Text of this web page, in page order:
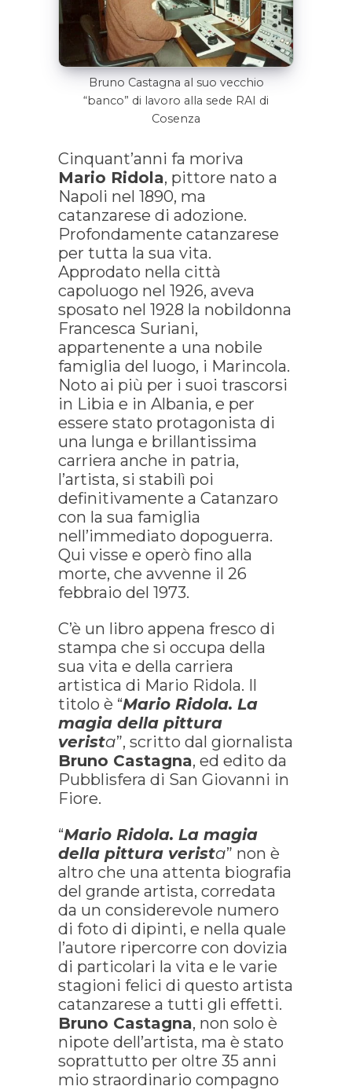
Bruno Castagna al suo vecchio
“banco” di lavoro alla sede RAI di
Cosenza
Cinquant’anni fa moriva
Mario Ridola, pittore nato a
Napoli nel 1890, ma
catanzarese di adozione.
Profondamente catanzarese
per tutta la sua vita.
Approdato nella città
capoluogo nel 1926, aveva
sposato nel 1928 la nobildonna
Francesca Suriani,
appartenente a una nobile
famiglia del luogo, i Marincola.
Noto ai più per i suoi trascorsi
in Libia e in Albania, e per
essere stato protagonista di
una lunga e brillantissima
carriera anche in patria,
l’artista, si stabilì poi
definitivamente a Catanzaro
con la sua famiglia
nell’immediato dopoguerra.
Qui visse e operò fino alla
morte, che avvenne il 26
febbraio del 1973.
C’è un libro appena fresco di
stampa che si occupa della
sua vita e della carriera
artistica di Mario Ridola. Il
titolo è “Mario Ridola. La
magia della pittura
verista”, scritto dal giornalista
Bruno Castagna, ed edito da
Pubblisfera di San Giovanni in
Fiore.
“Mario Ridola. La magia
della pittura verista” non è
altro che una attenta biografia
del grande artista, corredata
da un considerevole numero
di foto di dipinti, e nella quale
l’autore ripercorre con dovizia
di particolari la vita e le varie
stagioni felici di questo artista
catanzarese a tutti gli effetti.
Bruno Castagna, non solo è
nipote dell’artista, ma è stato
soprattutto per oltre 35 anni
mio straordinario compagno